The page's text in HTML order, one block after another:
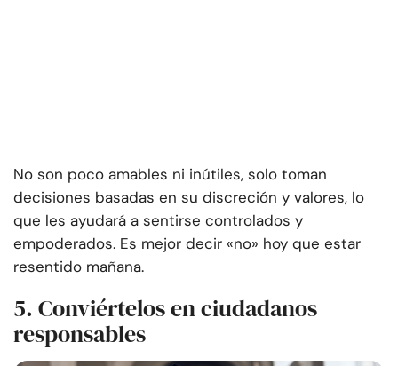
No son poco amables ni inútiles, solo toman
decisiones basadas en su discreción y valores, lo
que les ayudará a sentirse controlados y
empoderados. Es mejor decir «no» hoy que estar
resentido mañana.
5. Conviértelos en ciudadanos
responsables